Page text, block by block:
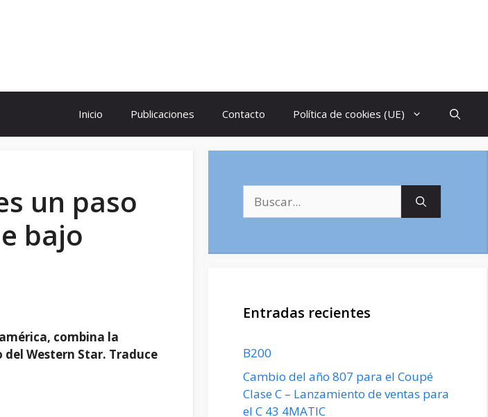
Inicio Publicaciones Contacto Política de cookies (UE)
un paso
bajo
combina la
Western Star. Traduce
Entradas recientes
B200
Cambio del año 807 para el Coupé
Clase C – Lanzamiento de ventas para
el C 43 4MATIC